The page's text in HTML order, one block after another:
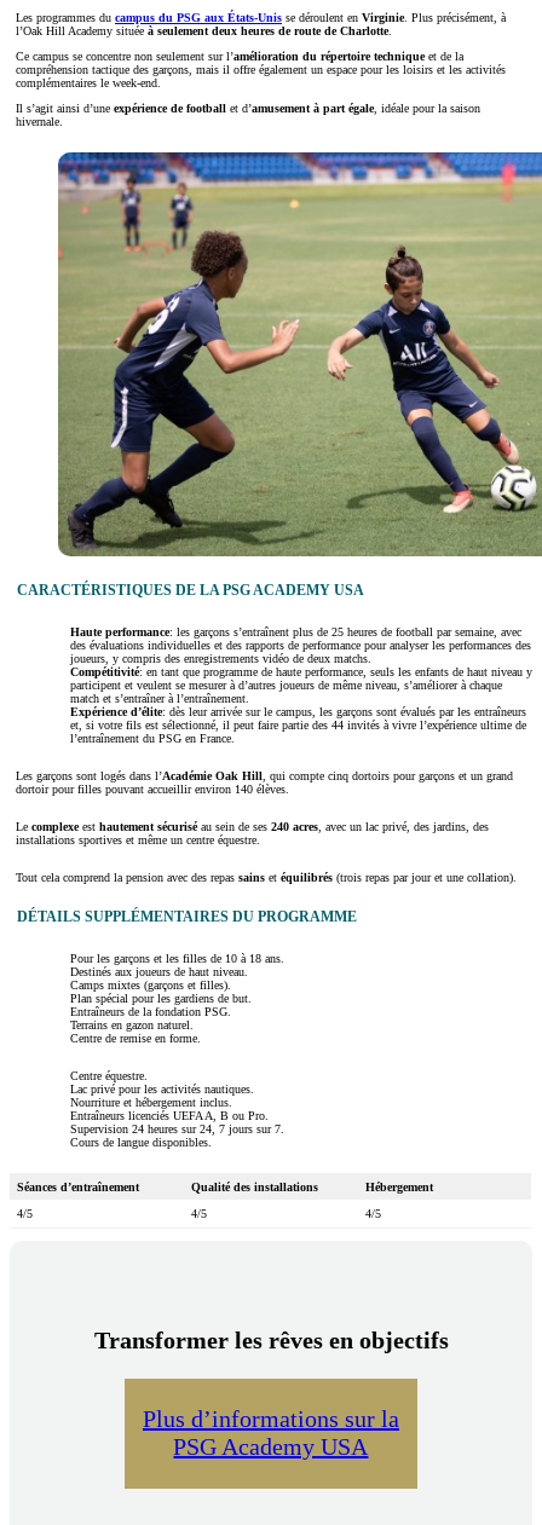
Les programmes du campus du PSG aux États-Unis se déroulent en Virginie. Plus précisément, à
l’Oak Hill Academy située à seulement deux heures de route de Charlotte.
Ce campus se concentre non seulement sur l’amélioration du répertoire techniqueet de la
compréhension tactique des garçons, mais il offre également un espace pour les loisirs et les activités
complémentaires le week-end.
Il s’agit ainsi d’une expérience de football et d’amusement à part égale, idéale pour la saison
hivernale.
CARACTÉRISTIQUES DE LA PSG ACADEMY USA
Haute performance: les garçons s’entraînent plus de 25 heures de football par semaine, avec
des évaluations individuelles et des rapports de performance pour analyser les performances des
joueurs, y compris des enregistrements vidéo de deux matchs.
Compétitivité: en tant que programme de haute performance, seuls les enfants de haut niveau y
participent et veulent se mesurer à d’autres joueurs de même niveau, s’améliorer à chaque
match et s’entraîner à l’entraînement.
Expérience d’élite: dès leur arrivée sur le campus, les garçons sont évalués par les entraîneurs
et, si votre fils est sélectionné, il peut faire partie des 44 invités à vivre l’expérience ultime de
l’entraînement du PSG en France.
Les garçons sont logés dans l’Académie Oak Hill , qui compte cinq dortoirs pour garçons et un grand
dortoir pour filles pouvant accueillir environ 140 élèves.
Le complexeest hautement sécuriséau sein de ses 240 acres , avec un lac privé, des jardins, des
installations sportives et même un centre équestre.
Tout cela comprend la pension avec des repas sains et équilibrés (trois repas par jour et une collation).
DÉTAILS SUPPLÉMENTAIRES DU PROGRAMME
Pour les garçons et les filles de 10 à 18 ans.
Destinés aux joueurs de haut niveau.
Camps mixtes (garçons et filles).
Plan spécial pour les gardiens de but.
Entraîneurs de la fondation PSG.
Terrains en gazon naturel.
Centre de remise en forme.
Centre équestre.
Lac privé pour les activités nautiques.
Nourriture et hébergement inclus.
Entraîneurs licenciés UEFA A, B ou Pro.
Supervision 24 heures sur 24, 7 jours sur 7.
Cours de langue disponibles.
Séances d’entraînement Qualité des installations
Hébergement
4/5
4/5 4/5
Transformer les rêves en objectifs
Plus d’informations sur la
PSG Academy USA